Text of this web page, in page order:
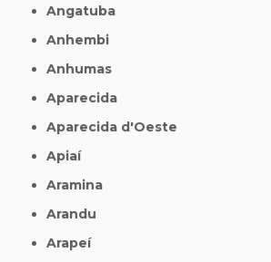
Angatuba
Anhembi
Anhumas
Aparecida
Aparecida d'Oeste
Apiaí
Aramina
Arandu
Arapeí